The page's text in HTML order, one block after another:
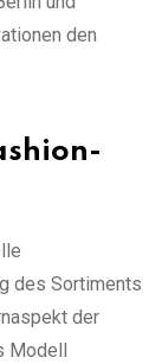
den
des Sortiments
der